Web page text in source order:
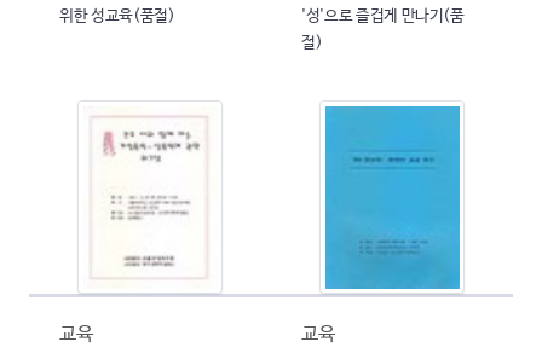
위한 성교육(품절)
'성'으로 즐겁게 만나기(품
절)
교육 교육